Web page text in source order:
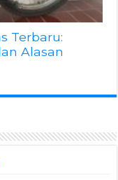
Terbaru:
Alasan